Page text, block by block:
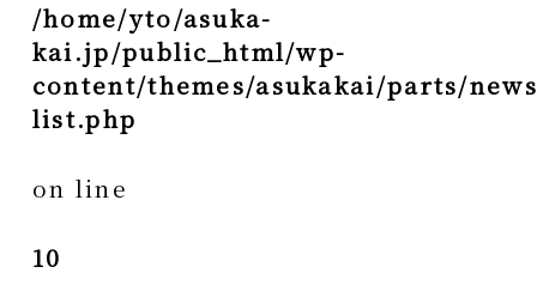
/home/yto/asuka-
kai.jp/public_html/wp-
content/themes/asukakai/parts/
list.php
on line
10